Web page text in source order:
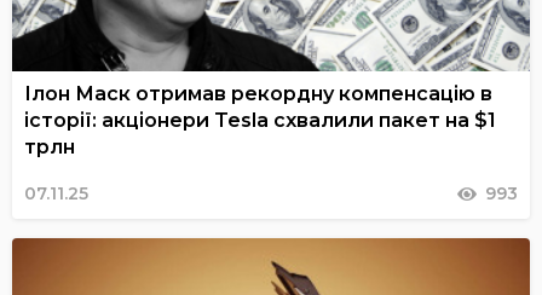
Ілон Маск отримав рекордну компенсацію в
історії: акціонери Tesla схвалили пакет на $1
трлн
07.11.25 993